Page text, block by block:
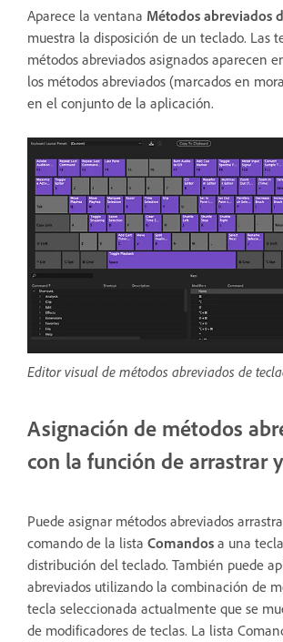
Aparece la ventana Métodos abreviados
muestra la disposición de un teclado. Las
métodos abreviados asignados aparecen
los métodos abreviados (marcados en
en el conjunto de la aplicación.
Editor visual de métodos abreviados de
Asignación de métodos
con la función de arrastrar
Puede asignar métodos abreviados
comando de la lista Comandos a una
distribución del teclado. También puede
abreviados utilizando la combinación de
tecla seleccionada actualmente que se
de modificadores de teclas. La lista